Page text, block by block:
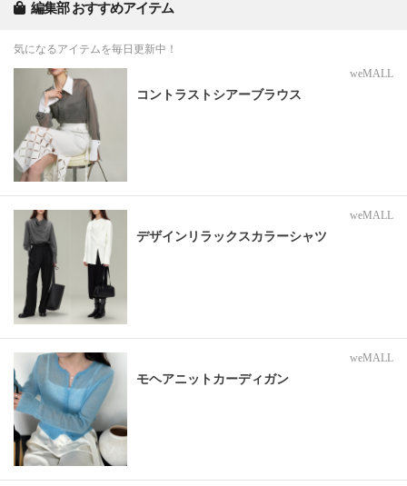
編集部 おすすめアイテム
気になるアイテムを毎日更新中！
weMALL
コントラストシアーブラウス
weMALL
デザインリラックスカラーシャツ
weMALL
モヘアニットカーディガン